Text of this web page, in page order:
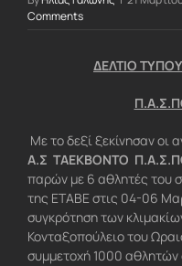
Comments
ΔΕΛΤΙΟ
Με το δεξί ξεκίνησαν οι
Α.Σ ΤΑΕΚΒΟΝΤΟ
παρών με 6 αθλητές του
της ΕΤΑΒΕ στις 04-06
συγκρότηση των
Κονταξοπούλειο του
συμμετοχή 1000